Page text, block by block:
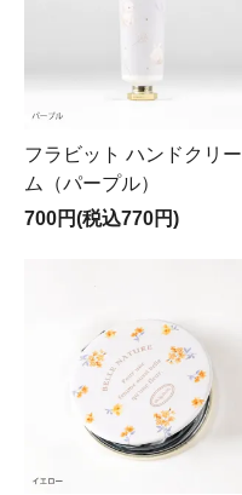
フラビット ハンドクリー
ム（パープル）
700円(税込770円)